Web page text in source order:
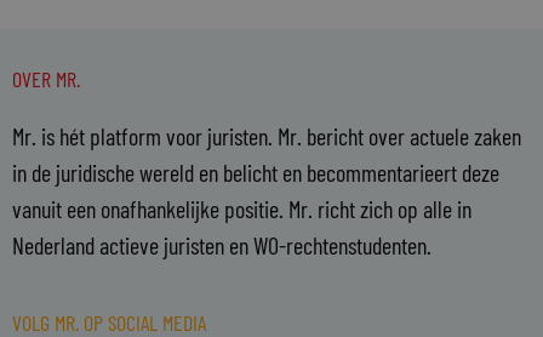
OVER MR.
Mr. is hét platform voor juristen. Mr. bericht over actuele zaken
in de juridische wereld en belicht en becommentarieert deze
vanuit een onafhankelijke positie. Mr. richt zich op alle in
Nederland actieve juristen en WO-rechtenstudenten.
VOLG MR. OP SOCIAL MEDIA